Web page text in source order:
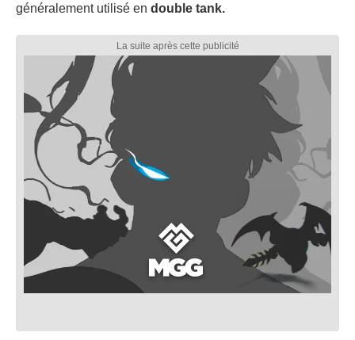
généralement utilisé en double tank.